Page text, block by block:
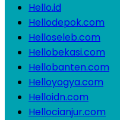
Hello.id
Hellodepok.com
Helloseleb.com
Hellobekasi.com
Hellobanten.com
Helloyogya.com
Helloidn.com
Hellocianjur.com